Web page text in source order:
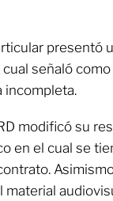
presentó
señaló
incompleta.
modificó su
en el cual se
material